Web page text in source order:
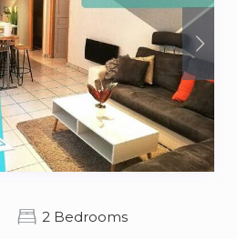
2 Bedrooms